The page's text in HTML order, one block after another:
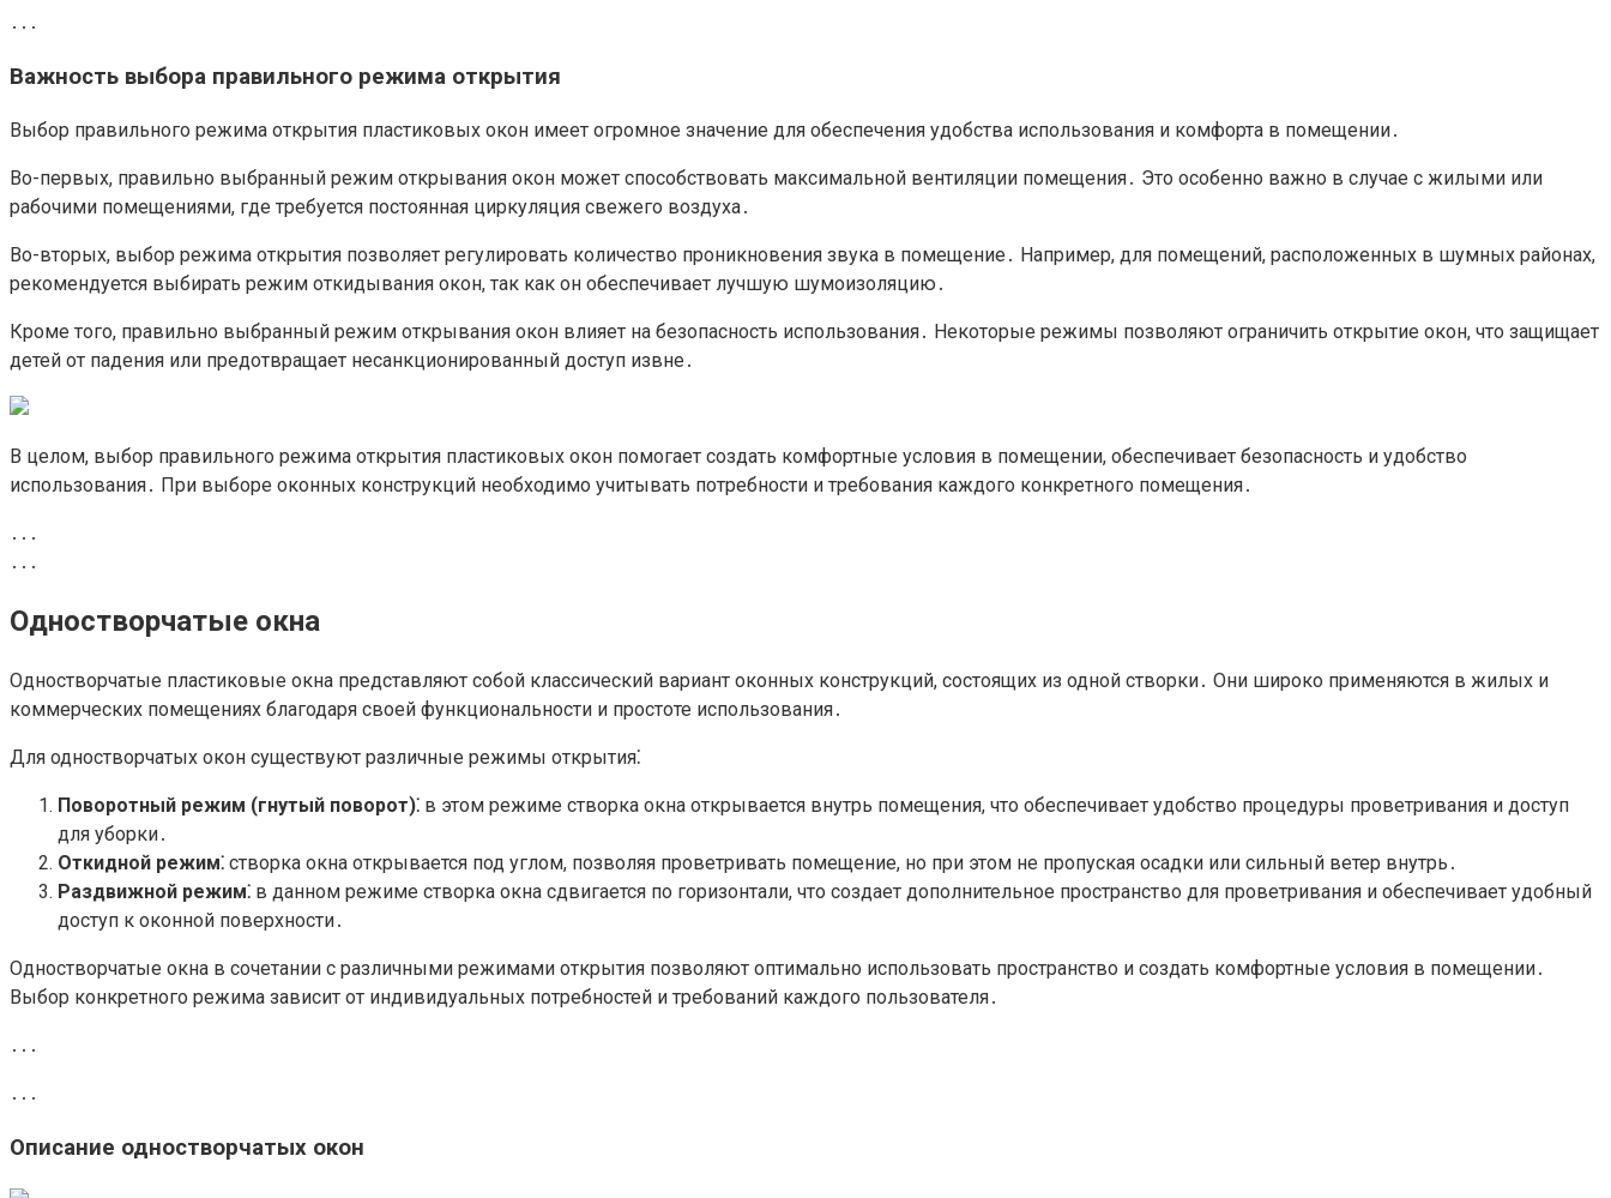
․․․
Важность выбора правильного режима открытия
Выбор правильного режима открытия пластиковых окон имеет огромное значение для обеспечения удобства использования и комфорта в помещении․
Во-первых, правильно выбранный режим открывания окон может способствовать максимальной вентиляции помещения․ Это особенно важно в случае с жилыми или
рабочими помещениями, где требуется постоянная циркуляция свежего воздуха․
Во-вторых, выбор режима открытия позволяет регулировать количество проникновения звука в помещение․ Например, для помещений, расположенных в шумных районах,
рекомендуется выбирать режим откидывания окон, так как он обеспечивает лучшую шумоизоляцию․
Кроме того, правильно выбранный режим открывания окон влияет на безопасность использования․ Некоторые режимы позволяют ограничить открытие окон, что защищает
детей от падения или предотвращает несанкционированный доступ извне․
В целом, выбор правильного режима открытия пластиковых окон помогает создать комфортные условия в помещении, обеспечивает безопасность и удобство
использования․ При выборе оконных конструкций необходимо учитывать потребности и требования каждого конкретного помещения․
․․․
․․․
Одностворчатые окна
Одностворчатые пластиковые окна представляют собой классический вариант оконных конструкций, состоящих из одной створки․ Они широко применяются в жилых и
коммерческих помещениях благодаря своей функциональности и простоте использования․
Для одностворчатых окон существуют различные режимы открытия⁚
Поворотный режим (гнутый поворот)⁚ в этом режиме створка окна открывается внутрь помещения, что обеспечивает удобство процедуры проветривания и доступ
для уборки․
Откидной режим⁚ створка окна открывается под углом, позволяя проветривать помещение, но при этом не пропуская осадки или сильный ветер внутрь․
Раздвижной режим⁚ в данном режиме створка окна сдвигается по горизонтали, что создает дополнительное пространство для проветривания и обеспечивает удобный
доступ к оконной поверхности․
Одностворчатые окна в сочетании с различными режимами открытия позволяют оптимально использовать пространство и создать комфортные условия в помещении․
Выбор конкретного режима зависит от индивидуальных потребностей и требований каждого пользователя․
․․․
․․․
Описание одностворчатых окон